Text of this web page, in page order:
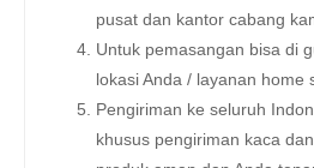
pusat dan kantor cabang
Untuk pemasangan bisa di
lokasi Anda / layanan home
Pengiriman ke seluruh
khusus pengiriman kaca